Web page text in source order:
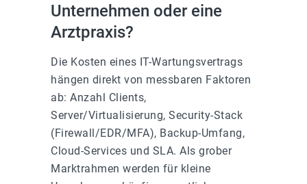
Unternehmen oder eine
Arztpraxis?
Die Kosten eines IT-Wartungsvertrags
hängen direkt von messbaren Faktoren
ab: Anzahl Clients,
Server/Virtualisierung, Security-Stack
(Firewall/EDR/MFA), Backup-Umfang,
Cloud-Services und SLA. Als grober
Marktrahmen werden für kleine